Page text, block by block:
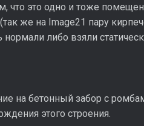
что это одно и тоже
же на Image21 пару
либо взяли
на бетонный забор с
этого строения.